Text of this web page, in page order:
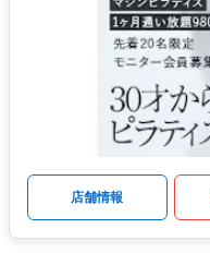
店舗情報